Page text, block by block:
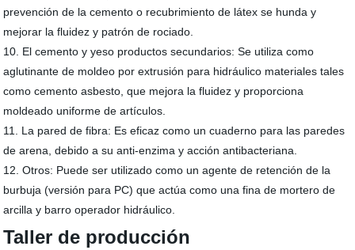
prevención de la cemento o recubrimiento de látex se hunda y
mejorar la fluidez y patrón de rociado.
10. El cemento y yeso productos secundarios: Se utiliza como
aglutinante de moldeo por extrusión para hidráulico materiales tales
como cemento asbesto, que mejora la fluidez y proporciona
moldeado uniforme de artículos.
11. La pared de fibra: Es eficaz como un cuaderno para las paredes
de arena, debido a su anti-enzima y acción antibacteriana.
12. Otros: Puede ser utilizado como un agente de retención de la
burbuja (versión para PC) que actúa como una fina de mortero de
arcilla y barro operador hidráulico.
Taller de producción